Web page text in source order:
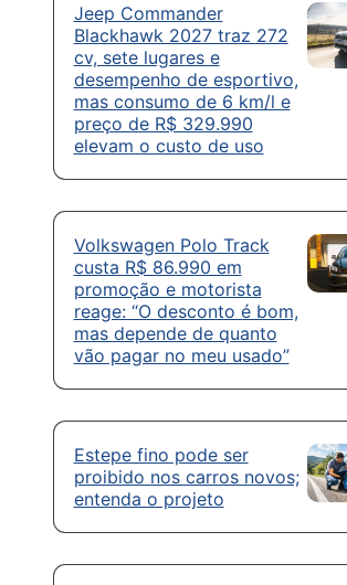
Jeep Commander
Blackhawk 2027 traz 272
cv, sete lugares e
desempenho de esportivo,
mas consumo de 6 km/l e
preço de R$ 329.990
elevam o custo de uso
Volkswagen Polo Track
custa R$ 86.990 em
promoção e motorista
reage: “O desconto é bom,
mas depende de quanto
vão pagar no meu usado”
Estepe fino pode ser
proibido nos carros novos;
entenda o projeto